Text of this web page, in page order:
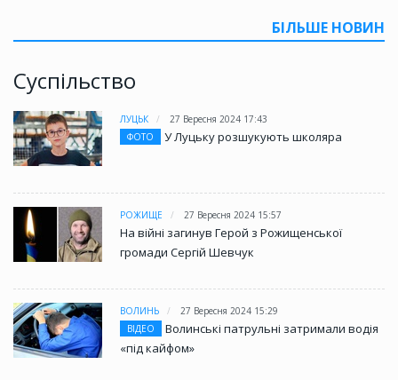
БІЛЬШЕ НОВИН
Суспільство
ЛУЦЬК
27 Вересня 2024 17:43
ФОТО
У Луцьку розшукують школяра
РОЖИЩЕ 27 Вересня 2024 15:57
На війні загинув Герой з Рожищенської
громади Сергій Шевчук
ВОЛИНЬ
27 Вересня 2024 15:29
ВІДЕО
Волинські патрульні затримали водія
«під кайфом»